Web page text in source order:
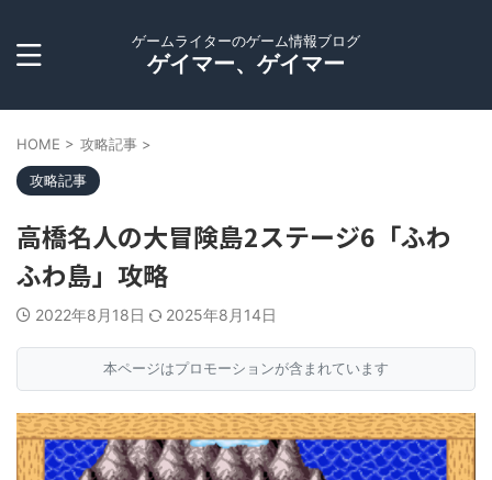
ゲームライターのゲーム情報ブログ
ゲイマー、ゲイマー
HOME > 攻略記事 >
攻略記事
高橋名人の大冒険島2ステージ6「ふわ
ふわ島」攻略
2022年8月18日 2025年8月14日
本ページはプロモーションが含まれています